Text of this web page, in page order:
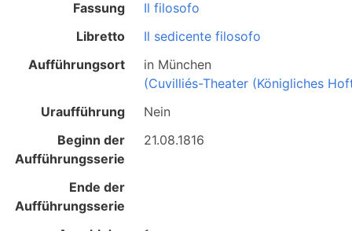
Fassung
Il filosofo
Libretto
Il sedicente filosofo
Aufführungsort
in München
(Cuvilliés-Theater (Königliches
Uraufführung
Nein
Beginn der
Aufführungsserie
21.08.1816
Ende der
Aufführungsserie